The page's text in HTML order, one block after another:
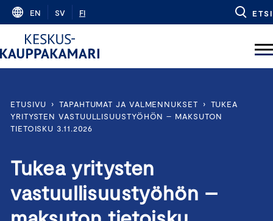
Skip
content
EN SV FI ETSI
ETUSIVU › TAPAHTUMAT JA VALMENNUKSET › TUKEA
YRITYSTEN VASTUULLISUUSTYÖHÖN – MAKSUTON
TIETOISKU 3.11.2026
Tukea yritysten
vastuullisuustyöhön –